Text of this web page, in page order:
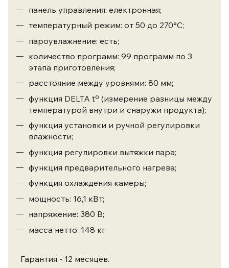
панель управления: електронная;
температурный режим: от 50 до 270°C;
пароувлажнение: есть;
количество программ: 99 программ по 3
этапа приготовления;
расстояние между уровнями: 80 мм;
функция DELTA tº (измерение разницы между
температурой внутри и снаружи продукта);
функция установки и ручной регулировки
влажности;
функция регулировки вытяжки пара;
функция предварительного нагрева;
функция охлаждения камеры;
мощность: 16,1 кВт;
напряжение: 380 В;
масса нетто: 148 кг
Гарантия - 12 месяцев.